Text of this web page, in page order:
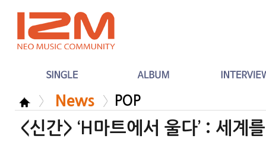
News POP
<신간> ‘H마트에서 울다’ : 세계